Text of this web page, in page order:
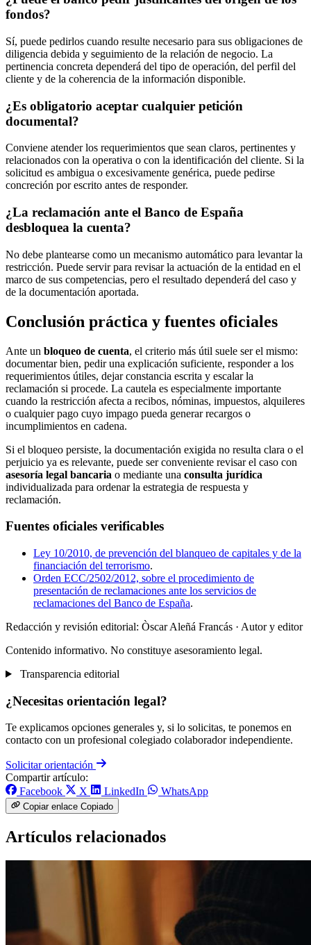
fondos?
Sí, puede pedirlos cuando resulte necesario para sus obligaciones de
diligencia debida y seguimiento de la relación de negocio. La
pertinencia concreta dependerá del tipo de operación, del perfil del
cliente y de la coherencia de la información disponible.
¿Es obligatorio aceptar cualquier petición
documental?
Conviene atender los requerimientos que sean claros, pertinentes y
relacionados con la operativa o con la identificación del cliente. Si la
solicitud es ambigua o excesivamente genérica, puede pedirse
concreción por escrito antes de responder.
¿La reclamación ante el Banco de España
desbloquea la cuenta?
No debe plantearse como un mecanismo automático para levantar la
restricción. Puede servir para revisar la actuación de la entidad en el
marco de sus competencias, pero el resultado dependerá del caso y
de la documentación aportada.
Conclusión práctica y fuentes oficiales
Ante un bloqueo de cuenta, el criterio más útil suele ser el mismo:
documentar bien, pedir una explicación suficiente, responder a los
requerimientos útiles, dejar constancia escrita y escalar la
reclamación si procede. La cautela es especialmente importante
cuando la restricción afecta a recibos, nóminas, impuestos, alquileres
o cualquier pago cuyo impago pueda generar recargos o
incumplimientos en cadena.
Si el bloqueo persiste, la documentación exigida no resulta clara o el
perjuicio ya es relevante, puede ser conveniente revisar el caso con
asesoría legal bancaria o mediante una consulta jurídica
individualizada para ordenar la estrategia de respuesta y
reclamación.
Fuentes oficiales verificables
Ley 10/2010, de prevención del blanqueo de capitales y de la
financiación del terrorismo.
Orden ECC/2502/2012, sobre el procedimiento de
presentación de reclamaciones ante los servicios de
reclamaciones del Banco de España.
Redacción y revisión editorial: Òscar Aleñá Francás · Autor y editor
Contenido informativo. No constituye asesoramiento legal.
Transparencia editorial
¿Necesitas orientación legal?
Te explicamos opciones generales y, si lo solicitas, te ponemos en
contacto con un profesional colegiado colaborador independiente.
Solicitar orientación
Compartir artículo:
Facebook
X LinkedIn WhatsApp
Copiar enlace Copiado
Artículos relacionados